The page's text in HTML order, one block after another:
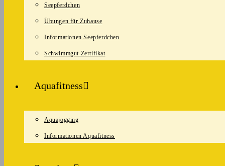
Seepferdchen
Übungen für Zuhause
Informationen Seepferdchen
Schwimmgut Zertifikat
Aquafitness
Aquajogging
Informationen Aquafitness